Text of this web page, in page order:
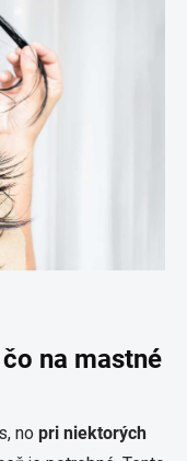
na mastné
no pri niektorých